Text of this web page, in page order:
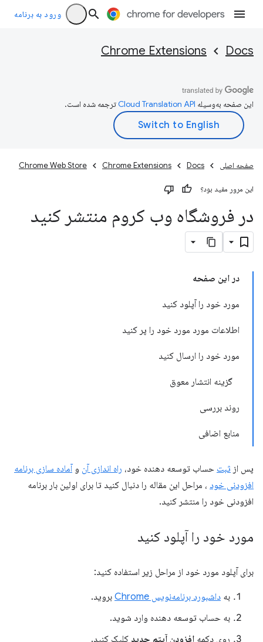
ورود به برنامه
Docs
Chrome Extensions
این صفحه به‌وسیله ترجمه شده است.
صفحه اصلی Docs
Chrome Extensions
Chrome Web Store
این مرور مفید بود؟
در فروشگاه وب کروم منتشر کنید
در این صفحه
مورد خود را آپلود کنید
اطلاعات مورد مورد خود را پر کنید
مورد خود را ارسال کنید
گزینه انتشار معوق
روند بررسی
منابع اضافی
پس از ثبت حساب توسعه دهنده خود، راه اندازی آن و آماده سازی برنامه
افزودنی خود ، مراحل این مقاله را دنبال کنید تا برای اولین بار برنامه
افزودنی خود را منتشر کنید.
مورد خود را آپلود کنید
برای آپلود مورد خود از مراحل زیر استفاده کنید:
به داشبورد برنامه‌نویس Chrome
بروید.
به حساب توسعه دهنده وارد شوید.
روی دکمه افزودن آیتم جدید کلیک کنید.